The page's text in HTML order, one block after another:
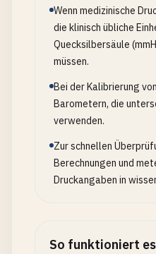
Wenn medizinische
die klinisch übliche
Quecksilbersäule
müssen.
Bei der Kalibrierung
Barometern, die
verwenden.
Zur schnellen
Berechnungen und
Druckangaben in
So funktioniert es